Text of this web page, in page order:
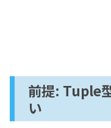
前提: Tuple
い